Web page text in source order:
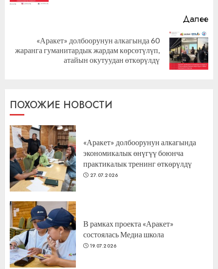
Далее
Следующая
«Аракет» долбоорунун алкагында 60
жаранга гуманитардык жардам көрсөтүлүп,
атайын окутуудан өткөрүлдү
ПОХОЖИЕ НОВОСТИ
«Аракет» долбоорунун алкагында
экономикалык өнүгүү боюнча
практикалык тренинг өткөрүлдү
27.07.2026
В рамках проекта «Аракет»
состоялась Медиа школа
19.07.2026